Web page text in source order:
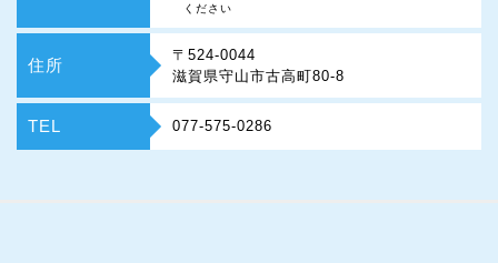
ください
住所
〒524-0044
滋賀県守山市古高町80-8
TEL 077-575-0286